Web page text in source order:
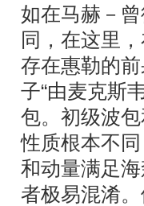
如在马赫－
同，在这里
存在惠勒的
子“由麦克斯
包。初级波
性质根本不
和动量满足
者极易混淆